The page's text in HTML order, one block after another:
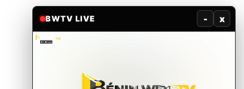
BWTV LIVE - x